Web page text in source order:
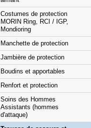
Costumes de protection
MORIN Ring, RCI / IGP,
Mondioring
Manchette de protection
Jambière de protection
Boudins et apportables
Renfort et protection
Soins des Hommes
Assistants (hommes
d'attaque)